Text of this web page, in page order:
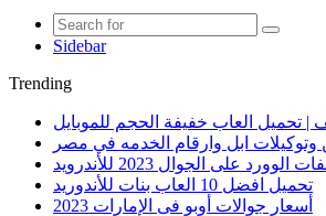
Sidebar
Trending
| تحميل العاب خفيفة الحجم للموبايل
ابل وارقام الخدمه في مصر
تحميل افضل 10 العاب بنات للأندوريد
أسعار جوالات أوبو فى الإمارات 2023